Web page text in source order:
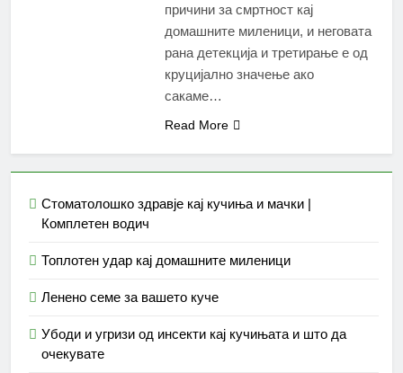
причини за смртност кај
домашните миленици, и неговата
рана детекција и третирање е од
круцијално значење ако
сакаме…
Read More
Стоматолошко здравје кај кучиња и мачки |
Комплетен водич
Топлотен удар кај домашните миленици
Ленено семе за вашето куче
Убоди и угризи од инсекти кај кучињата и што да
очекувате